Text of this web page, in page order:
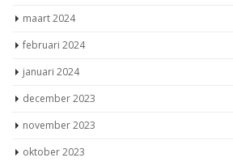
maart 2024
februari 2024
januari 2024
december 2023
november 2023
oktober 2023